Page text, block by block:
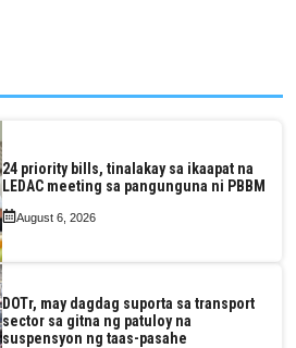
24 priority bills, tinalakay sa ikaapat na
LEDAC meeting sa pangunguna ni PBBM
August 6, 2026
DOTr, may dagdag suporta sa transport
sector sa gitna ng patuloy na
suspensyon ng taas-pasahe